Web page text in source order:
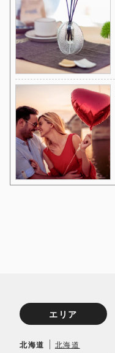
エリア
北海道 北海道